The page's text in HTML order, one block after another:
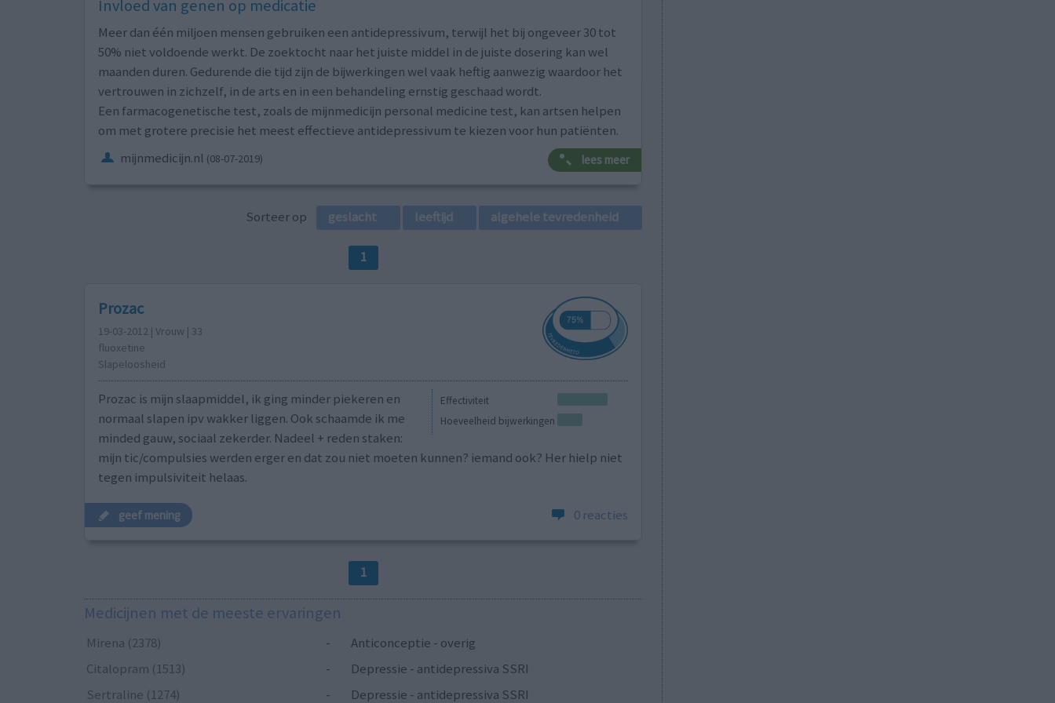
Invloed van genen op medicatie
Meer dan één miljoen mensen gebruiken een antidepressivum, terwijl het bij ongeveer 30 tot
50% niet voldoende werkt. De zoektocht naar het juiste middel in de juiste dosering kan wel
maanden duren. Gedurende die tijd zijn de bijwerkingen wel vaak heftig aanwezig waardoor het
vertrouwen in zichzelf, in de arts en in een behandeling ernstig geschaad wordt.
Een farmacogenetische test, zoals de mijnmedicijn personal medicine test, kan artsen helpen
om met grotere precisie het meest effectieve antidepressivum te kiezen voor hun patiënten.
lees meer
mijnmedicijn.nl (08-07-2019)
Sorteer op geslacht leeftijd algehele tevredenheid
1
Prozac
19-03-2012 | Vrouw | 33
fluoxetine
Slapeloosheid
Effectiviteit
Hoeveelheid bijwerkingen
Prozac is mijn slaapmiddel, ik ging minder piekeren en
normaal slapen ipv wakker liggen. Ook schaamde ik me
minded gauw, sociaal zekerder. Nadeel + reden staken:
mijn tic/compulsies werden erger en dat zou niet moeten kunnen? iemand ook? Her hielp niet
tegen impulsiviteit helaas.
geef mening 0 reacties
1
Medicijnen met de meeste ervaringen
Mirena (2378) -
Anticonceptie - overig
Citalopram (1513)
-
Depressie - antidepressiva SSRI
Sertraline (1274)
- Depressie - antidepressiva SSRI